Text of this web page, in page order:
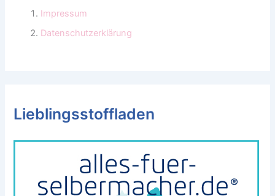
Impressum
Datenschutzerklärung
Lieblingsstoffladen